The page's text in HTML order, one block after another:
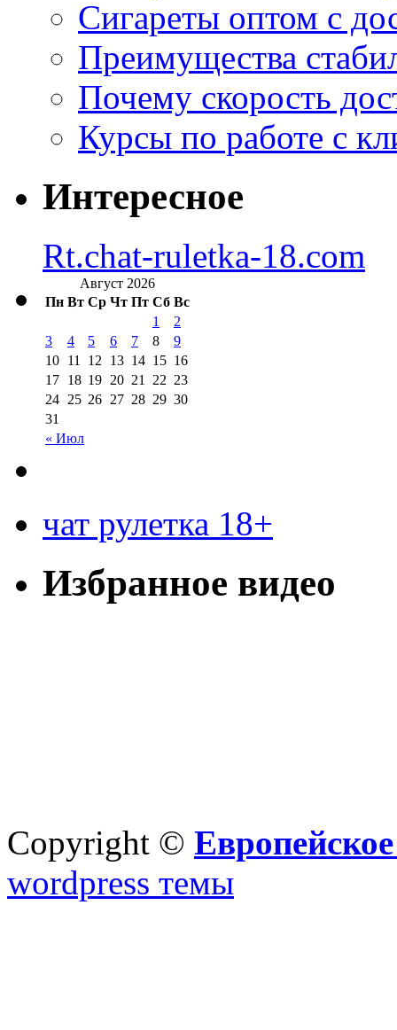
Сигареты оптом с
Преимущества
Почему скорость
Курсы по работе с
Интересное
Rt.chat-ruletka-18.com
Август 2026
Пн Вт Ср Чт Пт Сб Вс
« Июл
1
2
3
4 5 6 7 8
9
10 11 12 13 14 15 16
17 18 19 20 21 22 23
24 25 26 27 28 29 30
31
чат рулетка 18+
Избранное видео
Copyright ©
wordpress темы